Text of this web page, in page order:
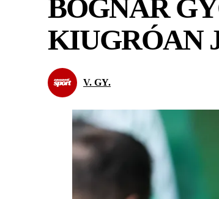
BOGNÁR
KIUGRÓAN
V. GY.